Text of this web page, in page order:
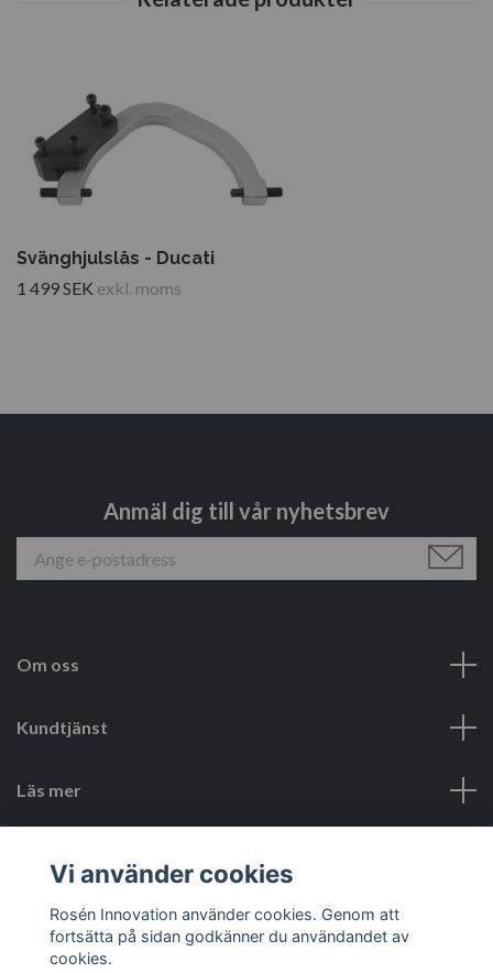
Svänghjulslås - Ducati
1 499 SEK exkl. moms
Anmäl dig till vår nyhetsbrev
Om oss
Kundtjänst
Läs mer
Vi använder cookies
Rosén Innovation använder cookies. Genom att
fortsätta på sidan godkänner du användandet av
cookies.